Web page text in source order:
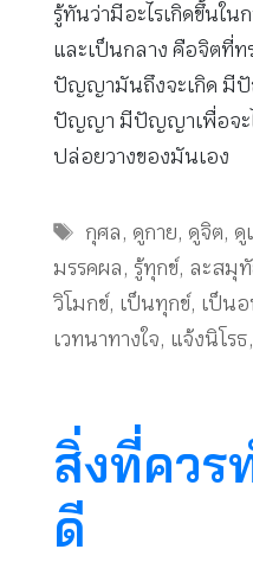
รู้ทันว่ามีอะไรเกิดขึ้นใน
และเป็นกลาง คือจิตที่
ปัญญามันถึงจะเกิด มี
ปัญญา มีปัญญาเพื่อจะ
ปล่อยวางของมันเอง
Tags
กุศล, ดูกาย, ดูจิต, ดู
มรรคผล, รู้ทุกข์, ละสมุ
วิโมกข์, เป็นทุกข์, เป็น
เวทนาทางใจ, แจ้งนิโรธ,
สิ่งที่ควร
ดี